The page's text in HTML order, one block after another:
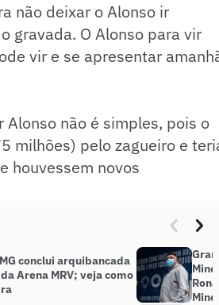
não deixar o Alonso ir
gravada. O Alonso para vir
vir e se apresentar
não é simples, pois o
milhões) pelo zagueiro e
houvessem novos
conclui arquibancada
Arena MRV; veja como